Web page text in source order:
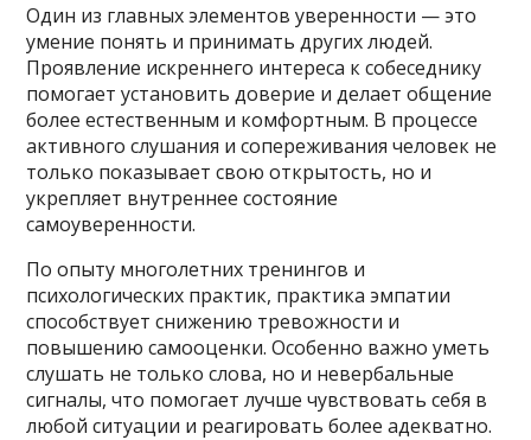
Один из главных элементов уверенности — это
умение понять и принимать других людей.
Проявление искреннего интереса к собеседнику
помогает установить доверие и делает общение
более естественным и комфортным. В процессе
активного слушания и сопереживания человек не
только показывает свою открытость, но и
укрепляет внутреннее состояние
самоуверенности.
По опыту многолетних тренингов и
психологических практик, практика эмпатии
способствует снижению тревожности и
повышению самооценки. Особенно важно уметь
слушать не только слова, но и невербальные
сигналы, что помогает лучше чувствовать себя в
любой ситуации и реагировать более адекватно.